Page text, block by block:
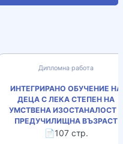
Дипломна работа
ИНТЕГРИРАНО ОБУЧЕНИЕ НА
ДЕЦА С ЛЕКА СТЕПЕН НА
УМСТВЕНА ИЗОСТАНАЛОСТ В
ПРЕДУЧИЛИЩНА ВЪЗРАСТ
📄107 стр.